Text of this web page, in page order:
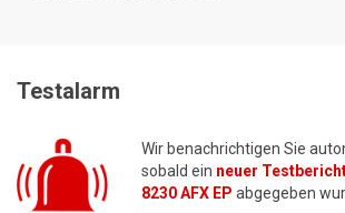
Testalarm
Wir benachrichtigen Sie
sobald ein neuer
8230 AFX EP abgegeben